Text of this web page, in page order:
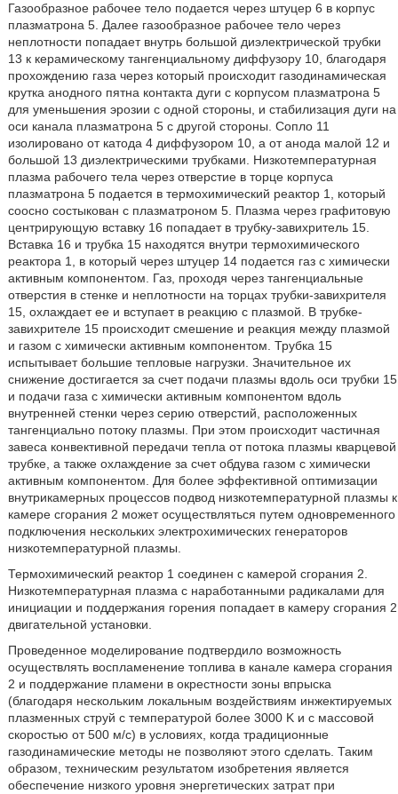
Газообразное рабочее тело подается через штуцер 6 в корпус
плазматрона 5. Далее газообразное рабочее тело через
неплотности попадает внутрь большой диэлектрической трубки
13 к керамическому тангенциальному диффузору 10, благодаря
прохождению газа через который происходит газодинамическая
крутка анодного пятна контакта дуги с корпусом плазматрона 5
для уменьшения эрозии с одной стороны, и стабилизация дуги на
оси канала плазматрона 5 с другой стороны. Сопло 11
изолировано от катода 4 диффузором 10, а от анода малой 12 и
большой 13 диэлектрическими трубками. Низкотемпературная
плазма рабочего тела через отверстие в торце корпуса
плазматрона 5 подается в термохимический реактор 1, который
соосно состыкован с плазматроном 5. Плазма через графитовую
центрирующую вставку 16 попадает в трубку-завихритель 15.
Вставка 16 и трубка 15 находятся внутри термохимического
реактора 1, в который через штуцер 14 подается газ с химически
активным компонентом. Газ, проходя через тангенциальные
отверстия в стенке и неплотности на торцах трубки-завихрителя
15, охлаждает ее и вступает в реакцию с плазмой. В трубке-
завихрителе 15 происходит смешение и реакция между плазмой
и газом с химически активным компонентом. Трубка 15
испытывает большие тепловые нагрузки. Значительное их
снижение достигается за счет подачи плазмы вдоль оси трубки 15
и подачи газа с химически активным компонентом вдоль
внутренней стенки через серию отверстий, расположенных
тангенциально потоку плазмы. При этом происходит частичная
завеса конвективной передачи тепла от потока плазмы кварцевой
трубке, а также охлаждение за счет обдува газом с химически
активным компонентом. Для более эффективной оптимизации
внутрикамерных процессов подвод низкотемпературной плазмы к
камере сгорания 2 может осуществляться путем одновременного
подключения нескольких электрохимических генераторов
низкотемпературной плазмы.
Термохимический реактор 1 соединен с камерой сгорания 2.
Низкотемпературная плазма с наработанными радикалами для
инициации и поддержания горения попадает в камеру сгорания 2
двигательной установки.
Проведенное моделирование подтвердило возможность
осуществлять воспламенение топлива в канале камера сгорания
2 и поддержание пламени в окрестности зоны впрыска
(благодаря нескольким локальным воздействиям инжектируемых
плазменных струй с температурой более 3000 K и с массовой
скоростью от 500 м/с) в условиях, когда традиционные
газодинамические методы не позволяют этого сделать. Таким
образом, техническим результатом изобретения является
обеспечение низкого уровня энергетических затрат при